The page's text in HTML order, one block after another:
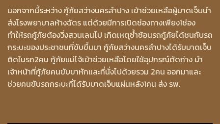
นอกจากนี้ระหว่าง กู้ภัยสว่างนครลำปาง เข้าช่วยเหลือผู้บาดเจ็บนำ
ส่งโรงพยาบาลห้างฉัตร แต่ด้วยมีการเปิดช่องทางเพียง1ช่อง
ทำให้รถกู้ภัยต้องวิ่งสวนเลนไป เกิดเหตุซ้ำซ้อนรถกู้ภัยได้ชนกับรถ
กระบะของประชาชนที่ขับขึ้นมา กู้ภัยสว่างนครลำปางได้รับบาดเจ็บ
ติดในรถ2คน กู้ภัยแม่โจ้เข้าช่วยเหลือโดยใช้อุปกรณ์ตัดถ่าง นำ
เจ้าหน้าที่กู้ภัยคนขับขาหักและที่นั่งไปด้วยรวม 2คน ออกมาและ
ช่วยคนขับรถกระบะที่ได้รับบาดเจ็บแผ่นหลัง1คน ส่ง รพ.